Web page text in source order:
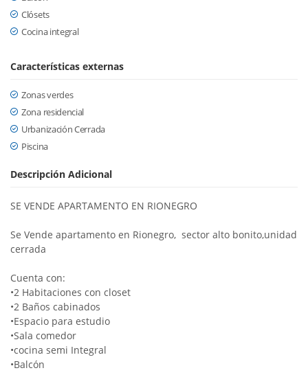
Clósets
Cocina integral
Características externas
Zonas verdes
Zona residencial
Urbanización Cerrada
Piscina
Descripción Adicional
SE VENDE APARTAMENTO EN RIONEGRO
Se Vende apartamento en Rionegro, sector alto bonito,unidad
cerrada
Cuenta con:
•2 Habitaciones con closet
•2 Baños cabinados
•Espacio para estudio
•Sala comedor
•cocina semi Integral
•Balcón